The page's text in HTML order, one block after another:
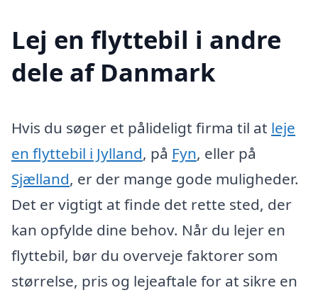
Lej en flyttebil i andre
dele af Danmark
Hvis du søger et pålideligt firma til at leje
en flyttebil i Jylland, på Fyn, eller på
Sjælland, er der mange gode muligheder.
Det er vigtigt at finde det rette sted, der
kan opfylde dine behov. Når du lejer en
flyttebil, bør du overveje faktorer som
størrelse, pris og lejeaftale for at sikre en